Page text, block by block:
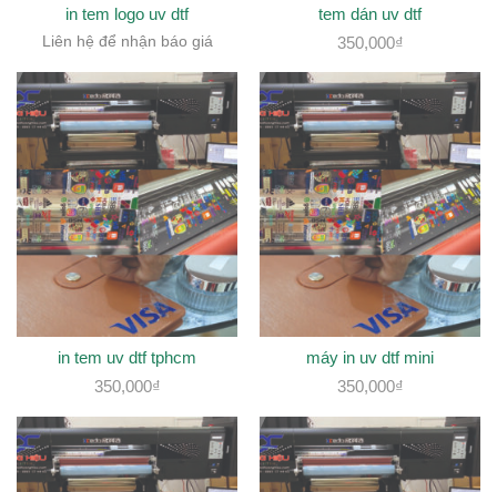
in tem logo uv dtf
Liên hệ để nhận báo giá
tem dán uv dtf
350,000₫
in tem uv dtf tphcm
350,000₫
máy in uv dtf mini
350,000₫